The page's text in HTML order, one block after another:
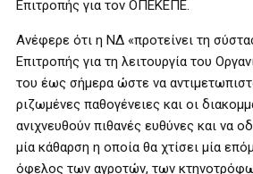
Επιτροπής για τον ΟΠΕΚΕΠΕ.
Ανέφερε ότι η ΝΔ «προτείνει τη
Επιτροπής για τη λειτουργία του
του έως σήμερα ώστε να
ριζωμένες παθογένειες και οι
ανιχνευθούν πιθανές ευθύνες και να
μία κάθαρση η οποία θα χτίσει μία
όφελος των αγροτών, των